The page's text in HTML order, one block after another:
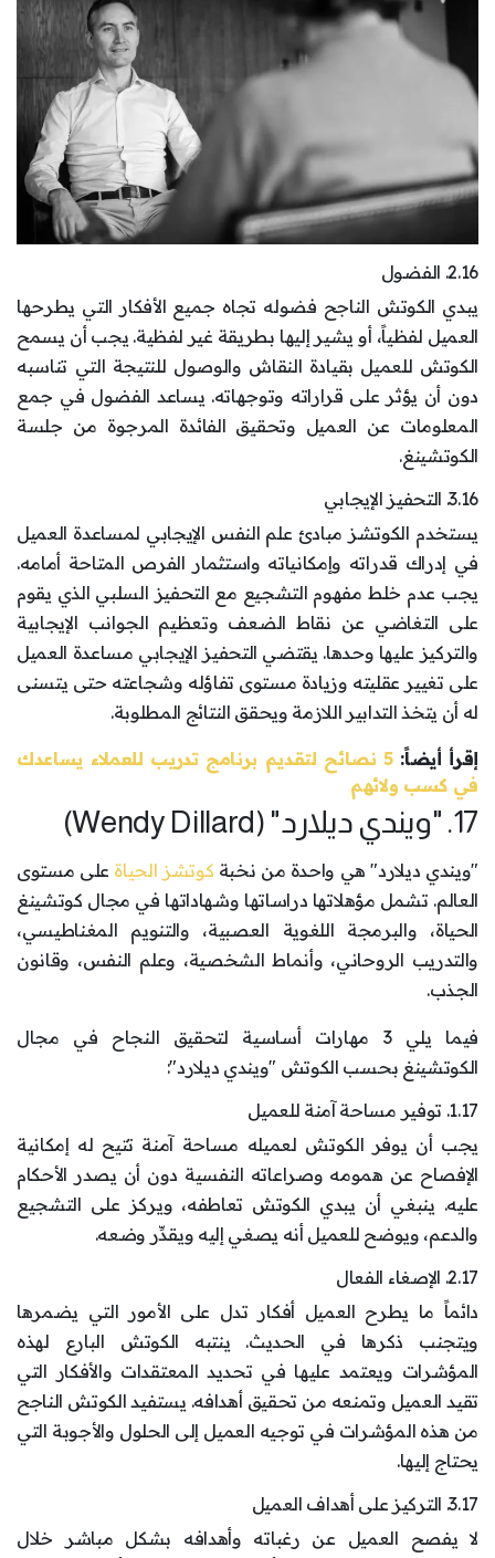
2.16. الفضول
يبدي الكوتش الناجح فضوله تجاه جميع الأفكار التي يطرحها
العميل لفظياً، أو يشير إليها بطريقة غير لفظية. يجب أن يسمح
الكوتش للعميل بقيادة النقاش والوصول للنتيجة التي تناسبه
دون أن يؤثر على قراراته وتوجهاته. يساعد الفضول في جمع
المعلومات عن العميل وتحقيق الفائدة المرجوة من جلسة
الكوتشينغ.
3.16. التحفيز الإيجابي
يستخدم الكوتشز مبادئ علم النفس الإيجابي لمساعدة العميل
في إدراك قدراته وإمكانياته واستثمار الفرص المتاحة أمامه.
يجب عدم خلط مفهوم التشجيع مع التحفيز السلبي الذي يقوم
على التغاضي عن نقاط الضعف وتعظيم الجوانب الإيجابية
والتركيز عليها وحدها. يقتضي التحفيز الإيجابي مساعدة العميل
على تغيير عقليته وزيادة مستوى تفاؤله وشجاعته حتى يتسنى
له أن يتخذ التدابير اللازمة ويحقق النتائج المطلوبة.
إقرأ أيضاً: 5 نصائح لتقديم برنامج تدريب للعملاء يساعدك
في كسب ولائهم
17. "ويندي ديلارد" (Wendy Dillard)
"ويندي ديلارد" هي واحدة من نخبة كوتشز الحياة على مستوى
العالم. تشمل مؤهلاتها دراساتها وشهاداتها في مجال كوتشينغ
الحياة، والبرمجة اللغوية العصبية، والتنويم المغناطيسي،
والتدريب الروحاني، وأنماط الشخصية، وعلم النفس، وقانون
الجذب.
فيما يلي 3 مهارات أساسية لتحقيق النجاح في مجال
الكوتشينغ بحسب الكوتش "ويندي ديلارد":
1.17. توفير مساحة آمنة للعميل
يجب أن يوفر الكوتش لعميله مساحة آمنة تتيح له إمكانية
الإفصاح عن همومه وصراعاته النفسية دون أن يصدر الأحكام
عليه. ينبغي أن يبدي الكوتش تعاطفه، ويركز على التشجيع
والدعم، ويوضح للعميل أنه يصغي إليه ويقدِّر وضعه.
2.17. الإصغاء الفعال
دائماً ما يطرح العميل أفكار تدل على الأمور التي يضمرها
ويتجنب ذكرها في الحديث. ينتبه الكوتش البارع لهذه
المؤشرات ويعتمد عليها في تحديد المعتقدات والأفكار التي
تقيد العميل وتمنعه من تحقيق أهدافه. يستفيد الكوتش الناجح
من هذه المؤشرات في توجيه العميل إلى الحلول والأجوبة التي
يحتاج إليها.
3.17. التركيز على أهداف العميل
لا يفصح العميل عن رغباته وأهدافه بشكل مباشر خلال